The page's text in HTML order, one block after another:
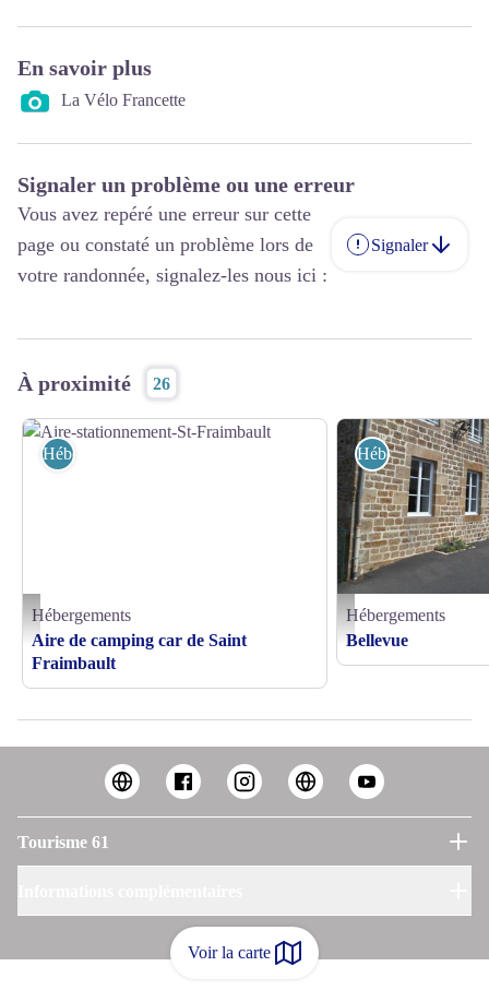
Voir la carte
En savoir plus
La Vélo Francette
Signaler un problème ou une erreur
Vous avez repéré une erreur sur cette
page ou constaté un problème lors de
votre randonnée, signalez-les nous ici :
Signaler
À proximité 26
Aire-stationnement-St-Fraimbault - © MAIRIE
Hébergements
Hébergements
Aire de camping car de Saint
Fraimbault
Bellevue - © Gites de
Hébergements
Hébergements
Bellevue
Tourisme 61